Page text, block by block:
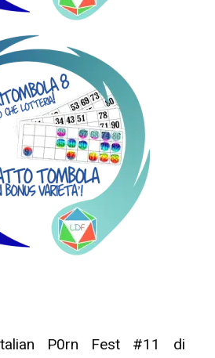
P0rn Fest #11 di